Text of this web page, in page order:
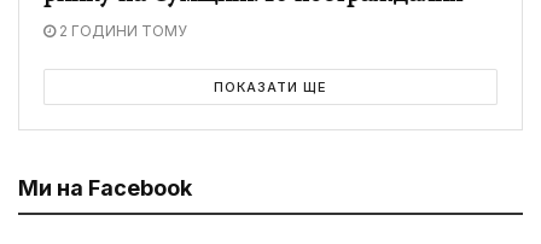
2 ГОДИНИ ТОМУ
ПОКАЗАТИ ЩЕ
Ми на Facebook